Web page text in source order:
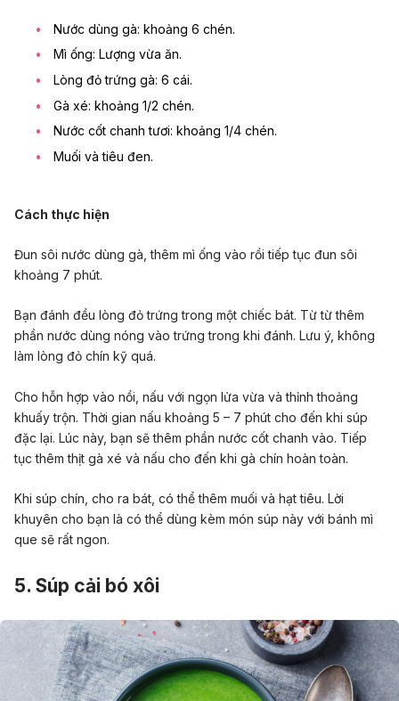
Nước dùng gà: khoảng 6 chén.
Mì ống: Lượng vừa ăn.
Lòng đỏ trứng gà: 6 cái.
Gà xé: khoảng 1/2 chén.
Nước cốt chanh tươi: khoảng 1/4 chén.
Muối và tiêu đen.
Cách thực hiện
Đun sôi nước dùng gà, thêm mì ống vào rồi tiếp tục đun sôi
khoảng 7 phút.
Bạn đánh đều lòng đỏ trứng trong một chiếc bát. Từ từ thêm
phần nước dùng nóng vào trứng trong khi đánh. Lưu ý, không
làm lòng đỏ chín kỹ quá.
Cho hỗn hợp vào nồi, nấu với ngọn lửa vừa và thỉnh thoảng
khuấy trộn. Thời gian nấu khoảng 5 – 7 phút cho đến khi súp
đặc lại. Lúc này, bạn sẽ thêm phần nước cốt chanh vào. Tiếp
tục thêm thịt gà xé và nấu cho đến khi gà chín hoàn toàn.
Khi súp chín, cho ra bát, có thể thêm muối và hạt tiêu. Lời
khuyên cho bạn là có thể dùng kèm món súp này với bánh mì
que sẽ rất ngon.
5. Súp cải bó xôi